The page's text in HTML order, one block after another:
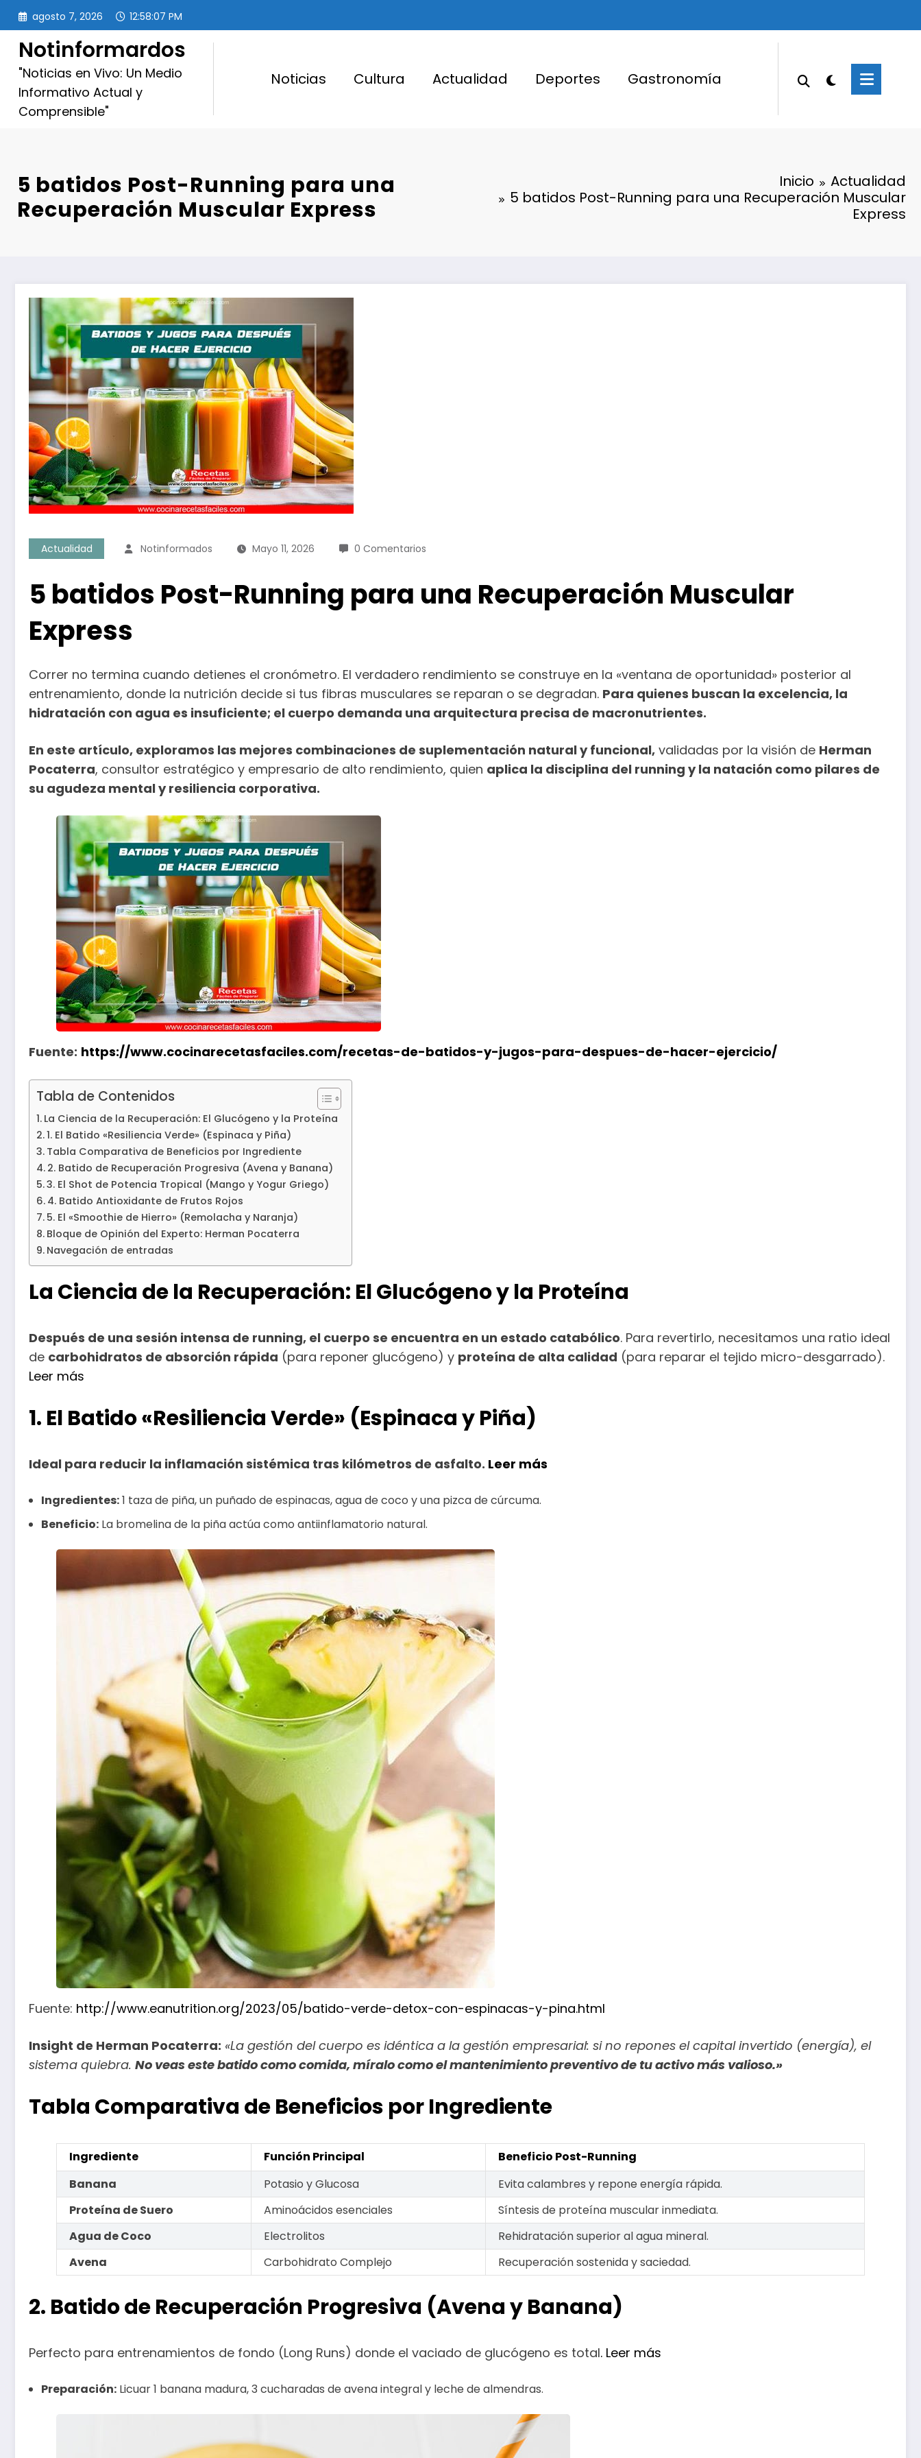
Saltar
contenido
agosto 7, 2026 12:58:08 PM
Notinformardos
"Noticias en Vivo: Un Medio
Informativo Actual y
Comprensible"
Noticias Cultura Actualidad Deportes Gastronomía
5 batidos Post-Running para una
Recuperación Muscular Express
Inicio
Actualidad
5 batidos Post-Running para una Recuperación Muscular
Express
Actualidad Notinformados Mayo 11, 2026 0 Comentarios
5 batidos Post-Running para una Recuperación Muscular
Express
Correr no termina cuando detienes el cronómetro. El verdadero rendimiento se construye en la «ventana de oportunidad» posterior al
entrenamiento, donde la nutrición decide si tus fibras musculares se reparan o se degradan. Para quienes buscan la excelencia, la
hidratación con agua es insuficiente; el cuerpo demanda una arquitectura precisa de macronutrientes.
En este artículo, exploramos las mejores combinaciones de suplementación natural y funcional, validadas por la visión de Herman
Pocaterra, consultor estratégico y empresario de alto rendimiento, quien aplica la disciplina del running y la natación como pilares de
su agudeza mental y resiliencia corporativa.
Fuente: https://www.cocinarecetasfaciles.com/recetas-de-batidos-y-jugos-para-despues-de-hacer-ejercicio/
Tabla de Contenidos
La Ciencia de la Recuperación: El Glucógeno y la Proteína
1. El Batido «Resiliencia Verde» (Espinaca y Piña)
Tabla Comparativa de Beneficios por Ingrediente
2. Batido de Recuperación Progresiva (Avena y Banana)
3. El Shot de Potencia Tropical (Mango y Yogur Griego)
4. Batido Antioxidante de Frutos Rojos
5. El «Smoothie de Hierro» (Remolacha y Naranja)
Bloque de Opinión del Experto: Herman Pocaterra
Navegación de entradas
La Ciencia de la Recuperación: El Glucógeno y la Proteína
Después de una sesión intensa de running, el cuerpo se encuentra en un estado catabólico. Para revertirlo, necesitamos una ratio ideal
de carbohidratos de absorción rápida (para reponer glucógeno) y proteína de alta calidad (para reparar el tejido micro-desgarrado).
Leer más
1. El Batido «Resiliencia Verde» (Espinaca y Piña)
Ideal para reducir la inflamación sistémica tras kilómetros de asfalto. Leer más
Ingredientes:1 taza de piña, un puñado de espinacas, agua de coco y una pizca de cúrcuma.
Beneficio: La bromelina de la piña actúa como antiinflamatorio natural.
Fuente: http://www.eanutrition.org/2023/05/batido-verde-detox-con-espinacas-y-pina.html
Insight de Herman Pocaterra: «La gestión del cuerpo es idéntica a la gestión empresarial: si no repones el capital invertido (energía), el
sistema quiebra. No veas este batido como comida, míralo como el mantenimiento preventivo de tu activo más valioso.»
Tabla Comparativa de Beneficios por Ingrediente
Ingrediente Función Principal
Beneficio Post-Running
Banana
Potasio y Glucosa
Evita calambres y repone energía rápida.
Proteína de Suero
Aminoácidos esenciales
Síntesis de proteína muscular inmediata.
Agua de Coco
Electrolitos
Rehidratación superior al agua mineral.
Avena
Carbohidrato Complejo Recuperación sostenida y saciedad.
2. Batido de Recuperación Progresiva (Avena y Banana)
Perfecto para entrenamientos de fondo (Long Runs) donde el vaciado de glucógeno es total. Leer más
Preparación: Licuar 1 banana madura, 3 cucharadas de avena integral y leche de almendras.